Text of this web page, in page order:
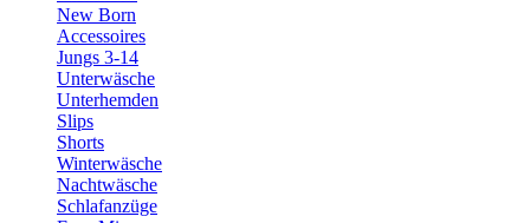
New Born
Accessoires
Jungs 3-14
Unterwäsche
Unterhemden
Slips
Shorts
Winterwäsche
Nachtwäsche
Schlafanzüge